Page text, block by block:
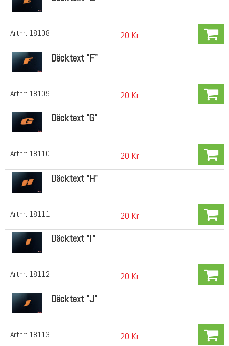
Artnr: 18108 20 Kr
Artnr: 18109
Däcktext "F"
20 Kr
Artnr: 18110
Däcktext "G"
20 Kr
Artnr: 18111
Däcktext "H"
20 Kr
Artnr: 18112
Däcktext "I"
20 Kr
Artnr: 18113
Däcktext "J"
20 Kr